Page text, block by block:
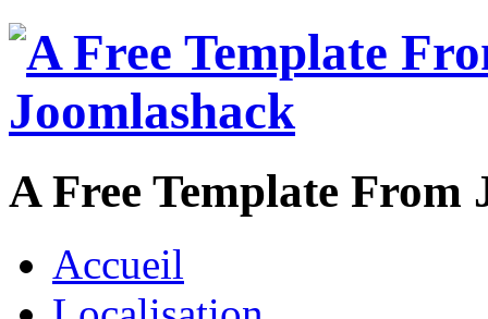
A Free Template From
Accueil